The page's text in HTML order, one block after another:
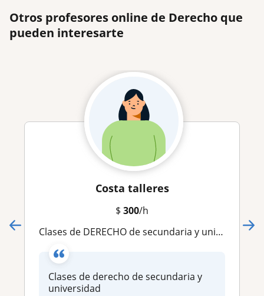
Otros profesores online de Derecho que
pueden interesarte
Costa talleres
$ 300/h
Clases de DERECHO de secundaria y universidad
Clases de derecho de secundaria y
universidad